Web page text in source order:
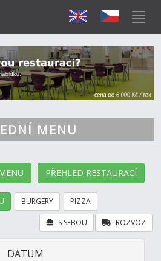
MENU
PŘEHLED RESTAURACÍ
BURGERY PIZZA
ROZVOZ
S SEBOU
DATUM